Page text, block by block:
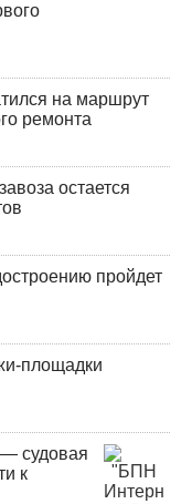
на маршрут
ремонта
остается
пройдет
площадки
судовая
к